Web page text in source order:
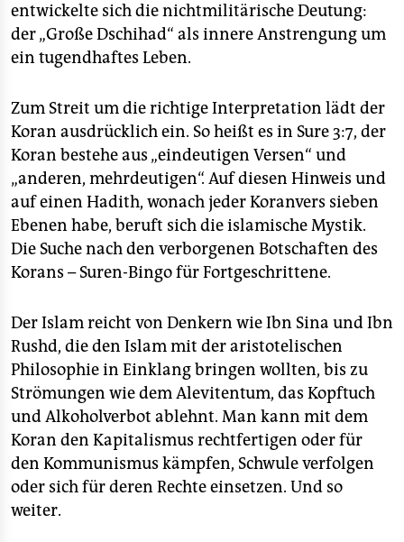
entwickelte sich die nichtmilitärische Deutung:
der „Große Dschihad“ als innere Anstrengung um
ein tugendhaftes Leben.
Zum Streit um die richtige Interpretation lädt der
Koran ausdrücklich ein. So heißt es in Sure 3:7, der
Koran bestehe aus „eindeutigen Versen“ und
„anderen, mehrdeutigen“. Auf diesen Hinweis und
auf einen Hadith, wonach jeder Koranvers sieben
Ebenen habe, beruft sich die islamische Mystik.
Die Suche nach den verborgenen Botschaften des
Korans – Suren-Bingo für Fortgeschrittene.
Der Islam reicht von Denkern wie Ibn Sina und Ibn
Rushd, die den Islam mit der aristotelischen
Philosophie in Einklang bringen wollten, bis zu
Strömungen wie dem Alevitentum, das Kopftuch
und Alkoholverbot ablehnt. Man kann mit dem
Koran den Kapitalismus rechtfertigen oder für
den Kommunismus kämpfen, Schwule verfolgen
oder sich für deren Rechte einsetzen. Und so
weiter.